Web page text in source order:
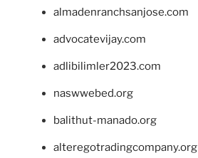
almadenranchsanjose.com
advocatevijay.com
adlibilimler2023.com
naswwebed.org
balithut-manado.org
alteregotradingcompany.org